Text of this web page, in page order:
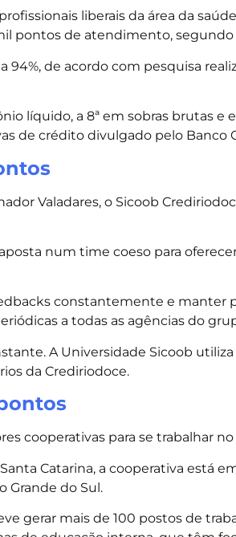
liberais da área da
pontos de atendimento, segundo
94%, de acordo com pesquisa
líquido, a 8ª em sobras brutas e
de crédito divulgado pelo Banco
Valadares, o Sicoob
num time coeso para
constantemente e manter
a todas as agências do
A Universidade Sicoob
da Crediriodoce.
cooperativas para se trabalhar no
Catarina, a cooperativa está
Grande do Sul.
gerar mais de 100 postos de